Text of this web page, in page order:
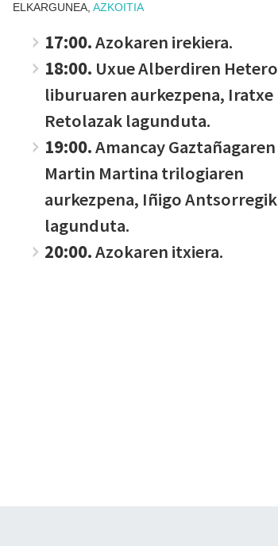
ELKARGUNEA, AZKOITIA
17:00.Azokaren irekiera.
18:00. Uxue Alberdiren Hetero
liburuaren aurkezpena, Iratxe
Retolazak lagunduta.
19:00.Amancay Gaztañagaren
Martin Martina trilogiaren
aurkezpena, Iñigo Antsorregik
lagunduta.
20:00.Azokaren itxiera.